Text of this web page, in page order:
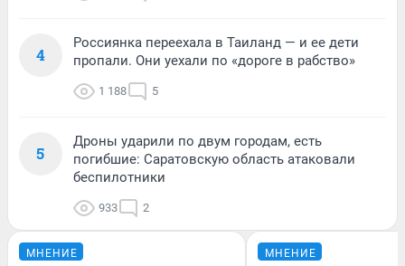
4
Россиянка переехала в Таиланд — и ее дети
пропали. Они уехали по «дороге в рабство»
1 188 5
5
Дроны ударили по двум городам, есть
погибшие: Саратовскую область атаковали
беспилотники
933 2
МНЕНИЕ МНЕНИЕ